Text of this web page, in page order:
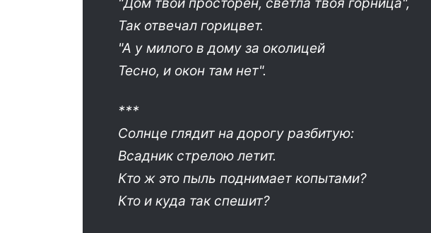
Так отвечал горицвет.
"А у милого в дому за околицей
Тесно, и окон там нет".
***
Солнце глядит на дорогу разбитую:
Всадник стрелою летит.
Кто ж это пыль поднимает копытами?
Кто и куда так спешит?